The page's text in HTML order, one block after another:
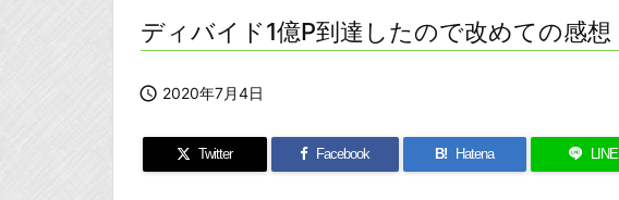
ディバイド1億P到達したので改めての感想
 2020年7月4日
Twitter Facebook B! Hatena LINE